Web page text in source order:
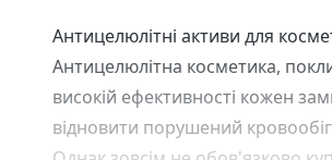
Тара для декоративної
косметики
Тачки
Великдень
Набори
Антицелюлітні активи для
Антицелюлітна косметика,
високій ефективності кожен
відновити порушений